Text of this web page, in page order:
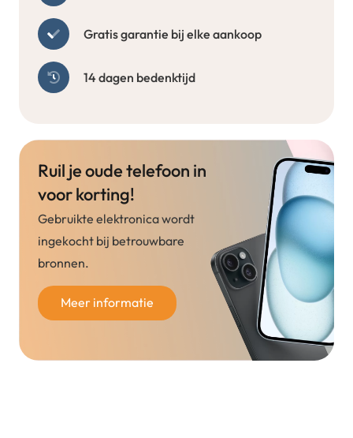
Gratis garantie bij elke aankoop
14 dagen bedenktijd
Ruil je oude telefoon in
voor korting!
Gebruikte elektronica wordt
ingekocht bij betrouwbare
bronnen.
Meer informatie